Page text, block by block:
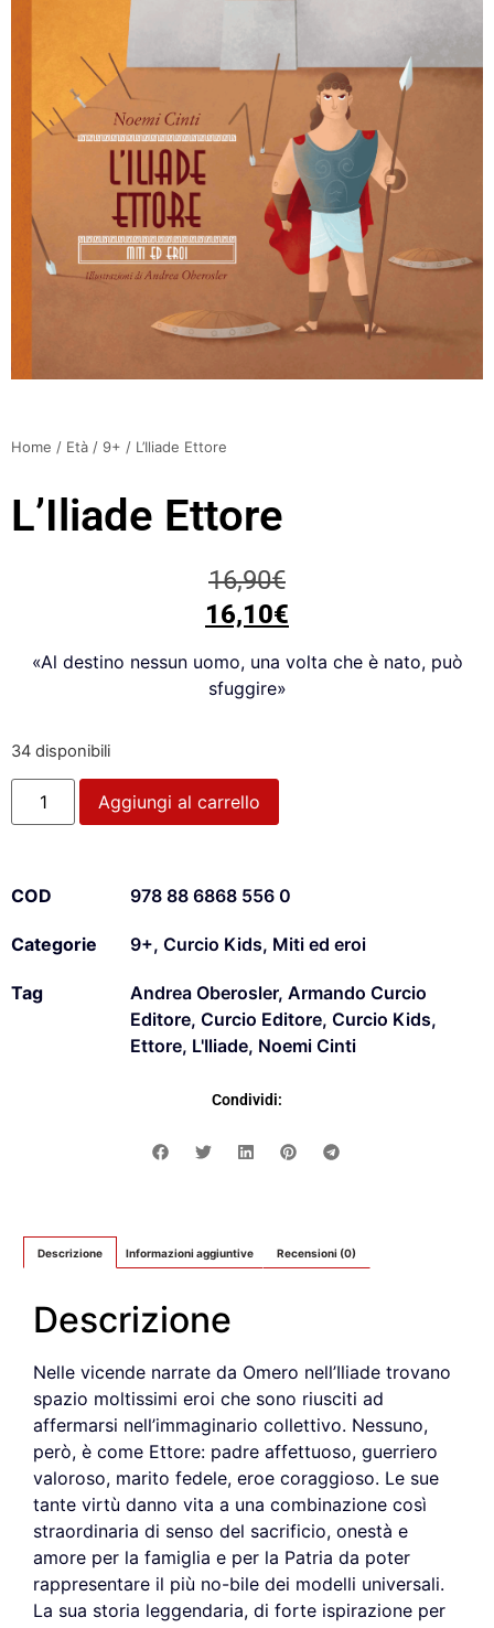
Home / Età / 9+ / L’Iliade Ettore
L’Iliade Ettore
16,90€
16,10€
«Al destino nessun uomo, una volta che è nato, può
sfuggire»
34 disponibili
Aggiungi al carrello
COD 978 88 6868 556 0
Categorie 9+, Curcio Kids, Miti ed eroi
Tag Andrea Oberosler, Armando Curcio
Editore, Curcio Editore, Curcio Kids,
Ettore, L'Iliade, Noemi Cinti
Condividi:
Descrizione Informazioni aggiuntive Recensioni (0)
Descrizione
Nelle vicende narrate da Omero nell’Iliade trovano
spazio moltissimi eroi che sono riusciti ad
affermarsi nell’immaginario collettivo. Nessuno,
però, è come Ettore: padre affettuoso, guerriero
valoroso, marito fedele, eroe coraggioso. Le sue
tante virtù danno vita a una combinazione così
straordinaria di senso del sacrificio, onestà e
amore per la famiglia e per la Patria da poter
rappresentare il più no-bile dei modelli universali.
La sua storia leggendaria, di forte ispirazione per